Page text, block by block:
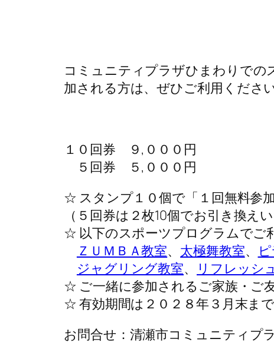
コミュニティプラザひまわりでの
加される方は、ぜひご利用ください
１０回券 ９,０００円
５回券 ５,０００円
☆ スタンプ１０個で「１回無料参
（５回券は２枚10個でお引き換え
☆ 以下のスポーツプログラムでご
ＺＵＭＢＡ教室、 太極舞教室、
ジャグリング教室、 リフレッシ
☆ ご一緒に参加されるご家族・ご
☆ 有効期間は２０２８年３月末まで
お問合せ：清瀬市コミュニティ